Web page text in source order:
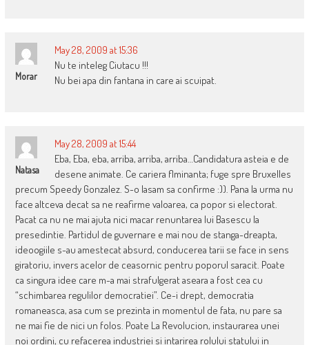
Morar
May 28, 2009 at 15:36
Nu te inteleg Ciutacu !!!
Nu bei apa din fantana in care ai scuipat.
Natasa
May 28, 2009 at 15:44
Eba, Eba, eba, arriba, arriba, arriba…Candidatura asteia e de
desene animate. Ce cariera flminanta; fuge spre Bruxelles
precum Speedy Gonzalez. S-o lasam sa confirme :)). Pana la urma nu
face altceva decat sa ne reafirme valoarea, ca popor si electorat.
Pacat ca nu ne mai ajuta nici macar renuntarea lui Basescu la
presedintie. Partidul de guvernare e mai nou de stanga-dreapta,
ideoogiile s-au amestecat absurd, conducerea tarii se face in sens
giratoriu, invers acelor de ceasornic pentru poporul saracit. Poate
ca singura idee care m-a mai strafulgerat aseara a fost cea cu
“schimbarea regulilor democratiei”. Ce-i drept, democratia
romaneasca, asa cum se prezinta in momentul de fata, nu pare sa
ne mai fie de nici un folos. Poate La Revolucion, instaurarea unei
noi ordini, cu refacerea industriei si intarirea rolului statului in